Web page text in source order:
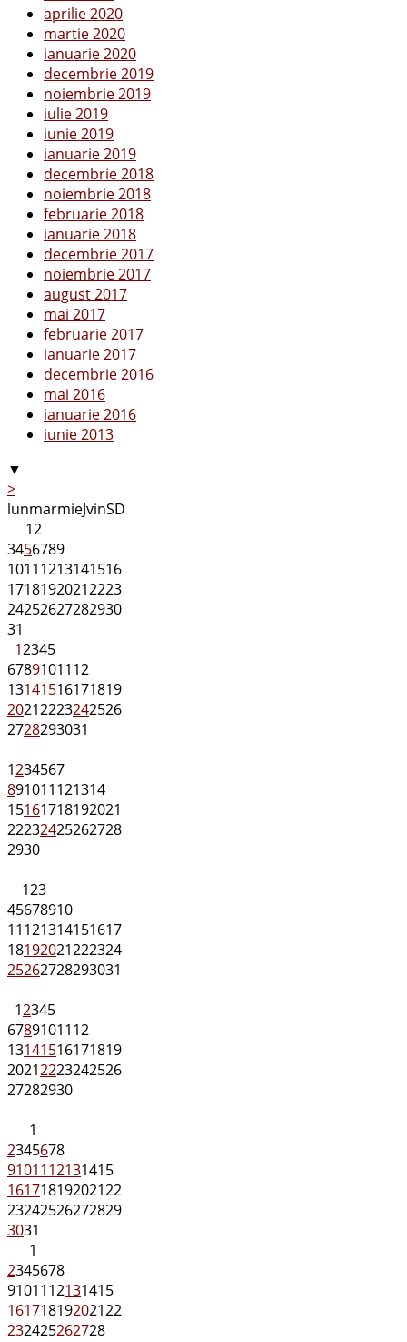
aprilie 2020
martie 2020
ianuarie 2020
decembrie 2019
noiembrie 2019
iulie 2019
iunie 2019
ianuarie 2019
decembrie 2018
noiembrie 2018
februarie 2018
ianuarie 2018
decembrie 2017
noiembrie 2017
august 2017
mai 2017
februarie 2017
ianuarie 2017
decembrie 2016
mai 2016
ianuarie 2016
iunie 2013
▼
>
lunmarmieJvinSD
12
3456789
10111213141516
17181920212223
24252627282930
31
12345
6789101112
13141516171819
20212223242526
2728293031
1234567
891011121314
15161718192021
22232425262728
2930
123
45678910
11121314151617
18192021222324
25262728293031
12345
6789101112
13141516171819
20212223242526
27282930
1
2345678
9101112131415
16171819202122
23242526272829
3031
1
2345678
9101112131415
16171819202122
232425262728